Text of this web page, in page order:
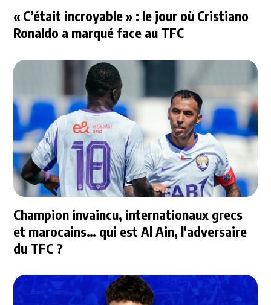
« C’était incroyable » : le jour où Cristiano
Ronaldo a marqué face au TFC
Champion invaincu, internationaux grecs
et marocains… qui est Al Ain, l'adversaire
du TFC ?